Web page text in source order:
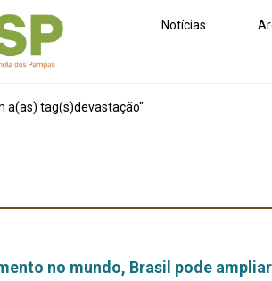
Notícias
a(as) tag(s)devastação"
no mundo, Brasil pode